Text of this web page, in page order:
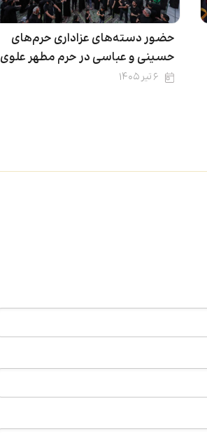
حضور دسته‌های عزاداری حرم‌های
حسینی و عباسی در حرم مطهر علوی
۶ تیر ۱۴۰۵